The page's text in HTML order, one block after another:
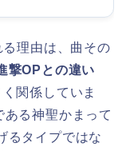
理由は、曲その
撃OPとの違い
関係していま
る神聖かまって
るタイプではな